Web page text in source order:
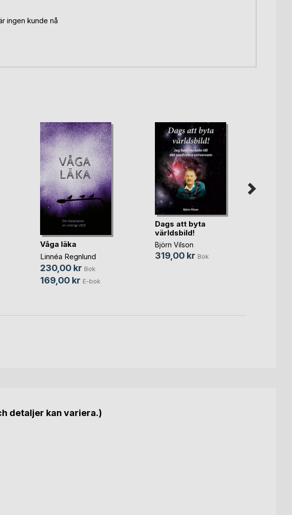
ingen kunde nå
Våga läka
Linnéa Regnlund
230,00 kr Bok
169,00 kr E-bok
Dags att byta
världsbild!
Björn Vilson
319,00 kr Bok
detaljer kan variera.)